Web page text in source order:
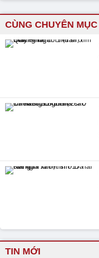
CÙNG CHUYÊN MỤC
TIN MỚI